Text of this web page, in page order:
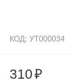
КОД: УТ000034
310₽